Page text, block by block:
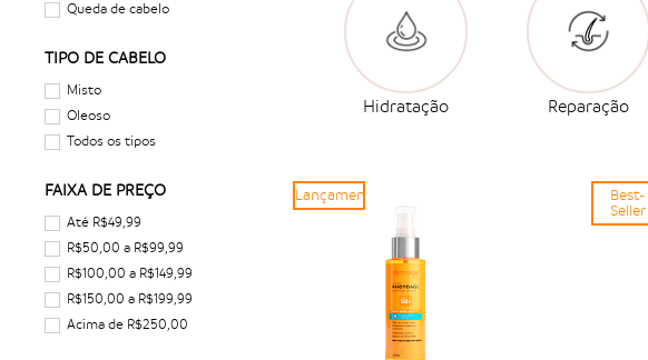
Queda de cabelo
TIPO DE CABELO
Misto
Oleoso
Todos os tipos
FAIXA DE PREÇO
Até R$49,99
R$50,00 a R$99,99
R$100,00 a R$149,99
R$150,00 a R$199,99
Acima de R$250,00
Hidratação Reparação
Lançamento
Best-
Seller